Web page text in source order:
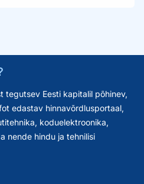
tegutsev Eesti kapitalil põhinev,
edastav hinnavõrdlusportaal,
koduelektroonika,
nende hindu ja tehnilisi